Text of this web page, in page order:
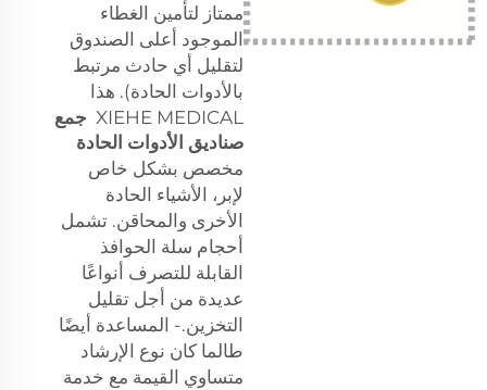
ممتاز لتأمين الغطاء
الموجود أعلى الصندوق
لتقليل أي حادث مرتبط
بالأدوات الحادة). هذا
XIEHE MEDICAL جمع
صناديق الأدوات الحادة
مخصص بشكل خاص
لإبر، الأشياء الحادة
الأخرى والمحاقن. تشمل
أحجام سلة الحوافذ
القابلة للتصرف أنواعًا
عديدة من أجل تقليل
التخزين.- المساعدة أيضًا
طالما كان نوع الإرشاد
متساوي القيمة مع خدمة